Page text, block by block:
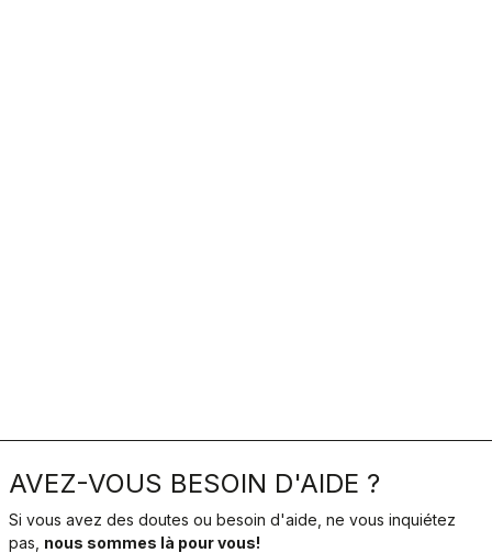
AVEZ-VOUS BESOIN D'AIDE ?
Si vous avez des doutes ou besoin d'aide, ne vous inquiétez
pas, nous sommes là pour vous!